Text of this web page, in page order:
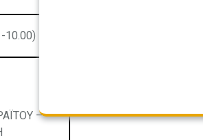
10.00)
–